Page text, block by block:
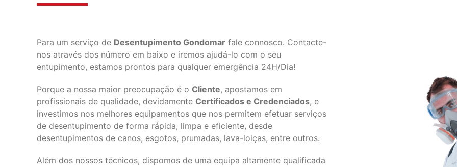
Para um serviço de Desentupimento Gondomar fale connosco. Contacte-
nos através dos número em baixo e iremos ajudá-lo com o seu
entupimento, estamos prontos para qualquer emergência 24H/Dia!
Porque a nossa maior preocupação é o Cliente, apostamos em
profissionais de qualidade, devidamente Certificados e Credenciados, e
investimos nos melhores equipamentos que nos permitem efetuar serviços
de desentupimento de forma rápida, limpa e eficiente, desde
desentupimentos de canos, esgotos, prumadas, lava-loiças, entre outros.
Além dos nossos técnicos, dispomos de uma equipa altamente qualificada